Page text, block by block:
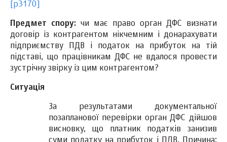
[p3170]
Предмет спору: чи має право орган ДФС визнати
договір із контрагентом нікчемним і донарахувати
підприємству ПДВ і податок на прибуток на тій
підставі, що працівникам ДФС не вдалося провести
зустрічну звірку із цим контрагентом?
Ситуація
За результатами документальної
позапланової перевірки орган ДФС дійшов
висновку, що платник податків занизив